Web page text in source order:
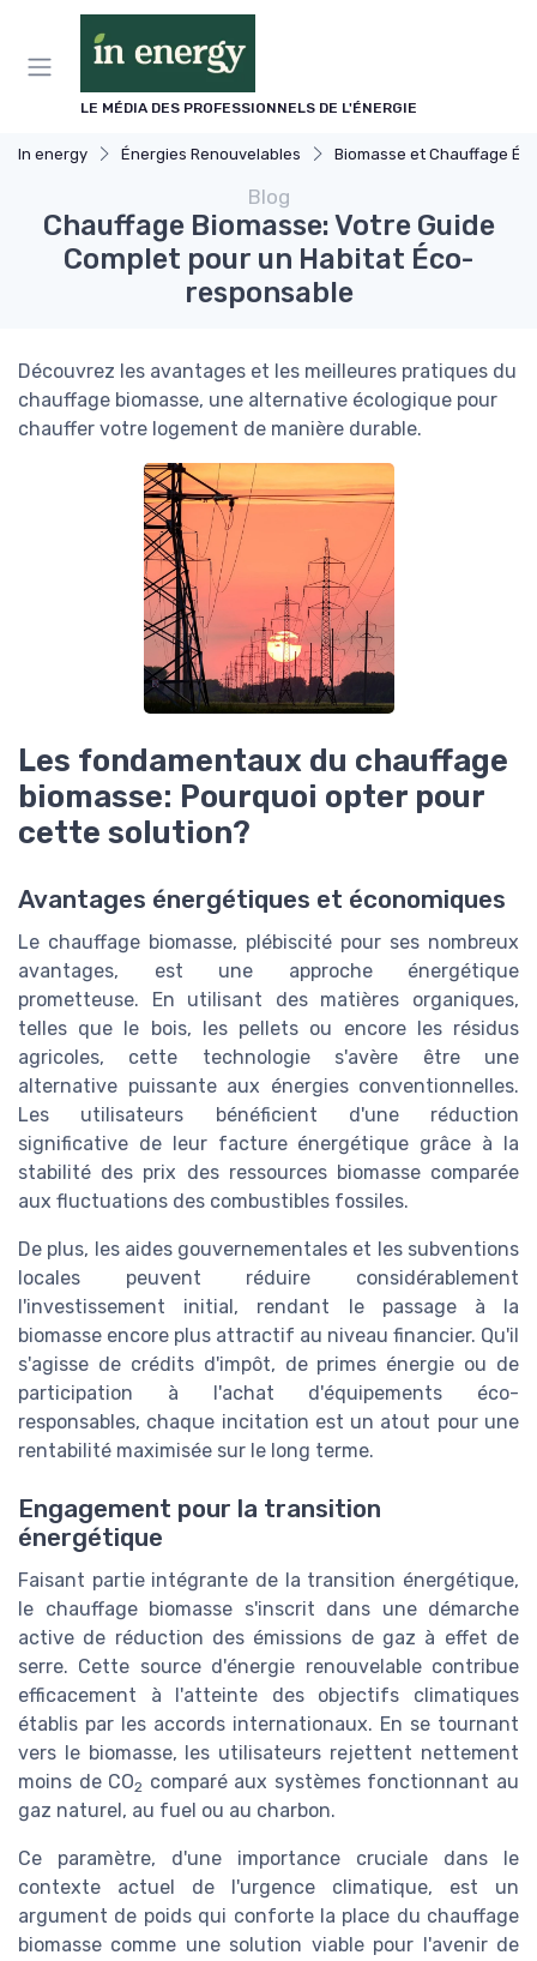
LE MÉDIA DES PROFESSIONNELS DE L'ÉNERGIE
In energy Énergies Renouvelables Biomasse et Chauffage Écologique
Blog
Chauffage Biomasse: Votre Guide
Complet pour un Habitat Éco-
responsable
Découvrez les avantages et les meilleures pratiques du
chauffage biomasse, une alternative écologique pour
chauffer votre logement de manière durable.
Les fondamentaux du chauffage
biomasse: Pourquoi opter pour
cette solution?
Avantages énergétiques et économiques
Le chauffage biomasse, plébiscité pour ses nombreux
avantages, est une approche énergétique
prometteuse. En utilisant des matières organiques,
telles que le bois, les pellets ou encore les résidus
agricoles, cette technologie s'avère être une
alternative puissante aux énergies conventionnelles.
Les utilisateurs bénéficient d'une réduction
significative de leur facture énergétique grâce à la
stabilité des prix des ressources biomasse comparée
aux fluctuations des combustibles fossiles.
De plus, les aides gouvernementales et les subventions
locales peuvent réduire considérablement
l'investissement initial, rendant le passage à la
biomasse encore plus attractif au niveau financier. Qu'il
s'agisse de crédits d'impôt, de primes énergie ou de
participation à l'achat d'équipements éco-
responsables, chaque incitation est un atout pour une
rentabilité maximisée sur le long terme.
Engagement pour la transition
énergétique
Faisant partie intégrante de la transition énergétique,
le chauffage biomasse s'inscrit dans une démarche
active de réduction des émissions de gaz à effet de
serre. Cette source d'énergie renouvelable contribue
efficacement à l'atteinte des objectifs climatiques
établis par les accords internationaux. En se tournant
vers le biomasse, les utilisateurs rejettent nettement
moins de CO2 comparé aux systèmes fonctionnant au
gaz naturel, au fuel ou au charbon.
Ce paramètre, d'une importance cruciale dans le
contexte actuel de l'urgence climatique, est un
argument de poids qui conforte la place du chauffage
biomasse comme une solution viable pour l'avenir de
Panneau de gestion des cookies